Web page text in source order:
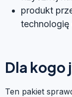
produkt
technologię
Dla kogo
Ten pakiet